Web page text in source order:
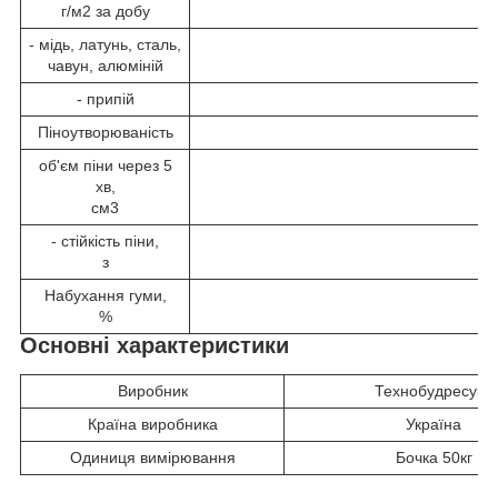
г/м2 за добу
- мідь, латунь, сталь,
чавун, алюміній
- припій
Піноутворюваність
об'єм піни через 5
хв,
см3
- стійкість піни,
з
Набухання гуми,
%
Основні характеристики
Виробник
Технобудресурс
Країна виробника
Україна
Одиниця вимірювання
Бочка 50кг